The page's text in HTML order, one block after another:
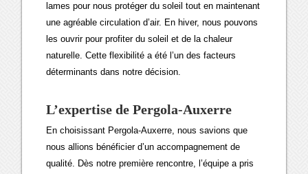
lames pour nous protéger du soleil tout en maintenant
une agréable circulation d’air. En hiver, nous pouvons
les ouvrir pour profiter du soleil et de la chaleur
naturelle. Cette flexibilité a été l’un des facteurs
déterminants dans notre décision.
L’expertise de Pergola-Auxerre
En choisissant Pergola-Auxerre, nous savions que
nous allions bénéficier d’un accompagnement de
qualité. Dès notre première rencontre, l’équipe a pris